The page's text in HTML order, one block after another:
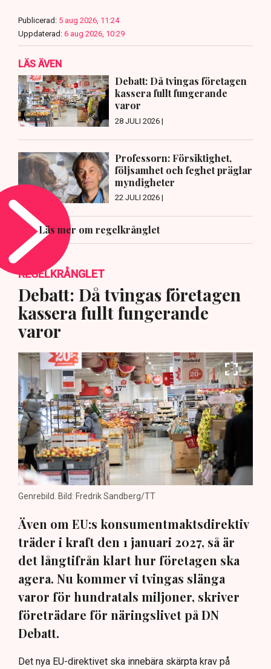
Publicerad: 5 aug 2026, 11:24
Uppdaterad: 6 aug 2026, 10:29
LÄS ÄVEN
Debatt: Då tvingas företagen
kassera fullt fungerande
varor
28 JULI 2026 |
Professorn: Försiktighet,
följsamhet och feghet präglar
myndigheter
22 JULI 2026 |
Läs mer om regelkrånglet
REGELKRÅNGLET
Debatt: Då tvingas företagen
kassera fullt fungerande
varor
Genrebild. Bild: Fredrik Sandberg/TT
Även om EU:s konsumentmaktsdirektiv
träder i kraft den 1 januari 2027, så är
det långtifrån klart hur företagen ska
agera. Nu kommer vi tvingas slänga
varor för hundratals miljoner, skriver
företrädare för näringslivet på DN
Debatt.
Det nya EU-direktivet ska innebära skärpta krav på